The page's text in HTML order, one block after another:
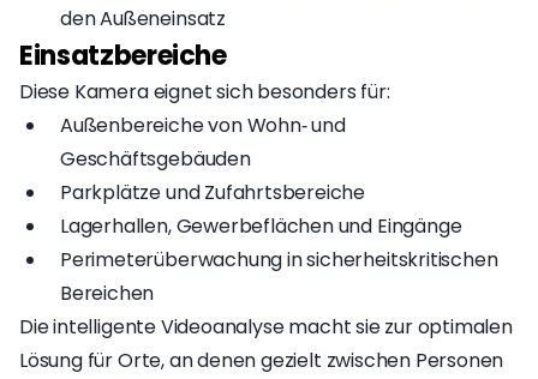
den Außeneinsatz
Einsatzbereiche
Diese Kamera eignet sich besonders für:
Außenbereiche von Wohn‑ und
Geschäftsgebäuden
Parkplätze und Zufahrtsbereiche
Lagerhallen, Gewerbeflächen und Eingänge
Perimeterüberwachung in sicherheitskritischen
Bereichen
Die intelligente Videoanalyse macht sie zur optimalen
Lösung für Orte, an denen gezielt zwischen Personen